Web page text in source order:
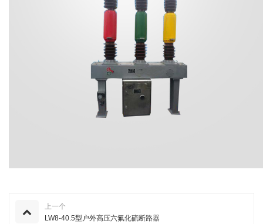
上一个
LW8-40.5型户外高压六氟化硫断路器